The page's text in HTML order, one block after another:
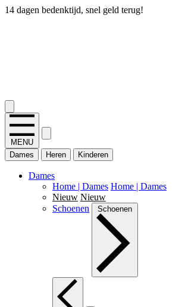
14 dagen bedenktijd, snel geld terug!
MENU
Dames
Heren Kinderen
Dames
Home | Dames Home | Dames
Nieuw Nieuw
Schoenen
Schoenen